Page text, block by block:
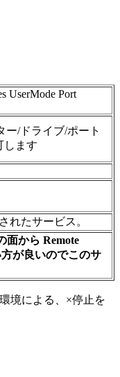
UserMode Port
ー/ドライブ/ポート
します
れたサービス。
面から Remote
が良いのでこのサ
境による、×停止を